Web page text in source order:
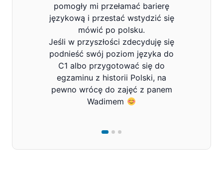
pomogły mi przełamać barierę
językową i przestać wstydzić się
mówić po polsku.
Jeśli w przyszłości zdecyduję się
podnieść swój poziom języka do
C1 albo przygotować się do
egzaminu z historii Polski, na
pewno wrócę do zajęć z panem
Wadimem